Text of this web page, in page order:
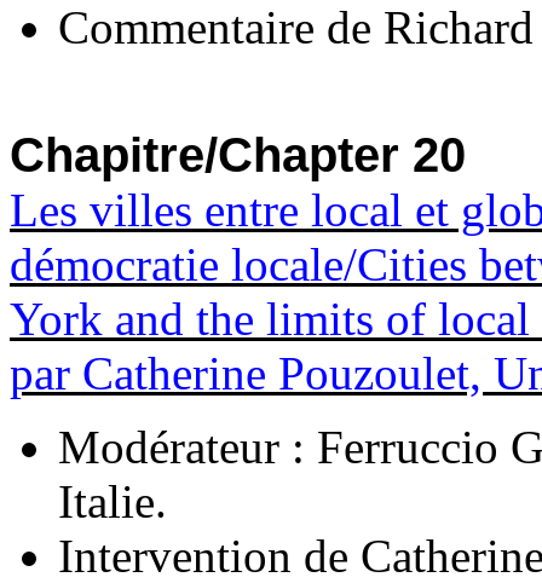
Commentaire de
Chapitre/Chapter 20
Les villes entre local et
démocratie locale/Cities
York and the limits of local
par Catherine Pouzoulet,
Modérateur : Ferruccio
Italie.
Intervention de